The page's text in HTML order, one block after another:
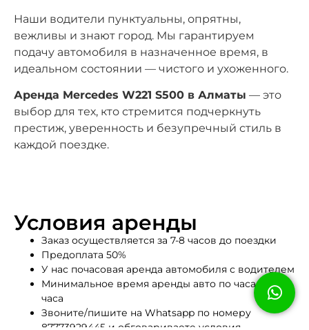
Наши водители пунктуальны, опрятны,
вежливы и знают город. Мы гарантируем
подачу автомобиля в назначенное время, в
идеальном состоянии — чистого и ухоженного.
Аренда Mercedes W221 S500 в Алматы — это
выбор для тех, кто стремится подчеркнуть
престиж, уверенность и безупречный стиль в
каждой поездке.
Условия аренды
Заказ осуществляется за 7-8 часов до поездки
Предоплата 50%
У нас почасовая аренда автомобиля с водителем
Минимальное время аренды авто по часам: 3
часа
Звоните/пишите на Whatsapp по номеру